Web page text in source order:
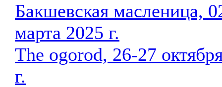
Бакшевская масленица,
марта 2025 г.
The ogorod, 26-27
г.